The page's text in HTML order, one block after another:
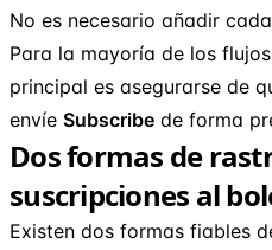
No es necesario añadir
Para la mayoría de los
principal es asegurarse de
envíe Subscribe de forma
Dos formas de
suscripciones al
Existen dos formas fiables